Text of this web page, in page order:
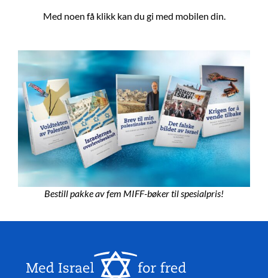
Med noen få klikk kan du gi med mobilen din.
Bestill pakke av fem MIFF-bøker til spesialpris!